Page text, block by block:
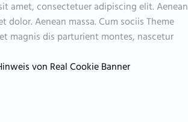
amet, consectetuer adipiscing elit. Aenean
dolor. Aenean massa. Cum sociis Theme
magnis dis parturient montes, nascetur
von Real Cookie Banner